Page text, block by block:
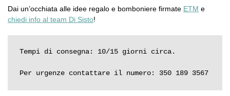
Dai un’occhiata alle idee regalo e bomboniere firmate ETM e
chiedi info al team Di Sisto!
Tempi di consegna: 10/15 giorni circa.
Per urgenze contattare il numero: 350 189 3567